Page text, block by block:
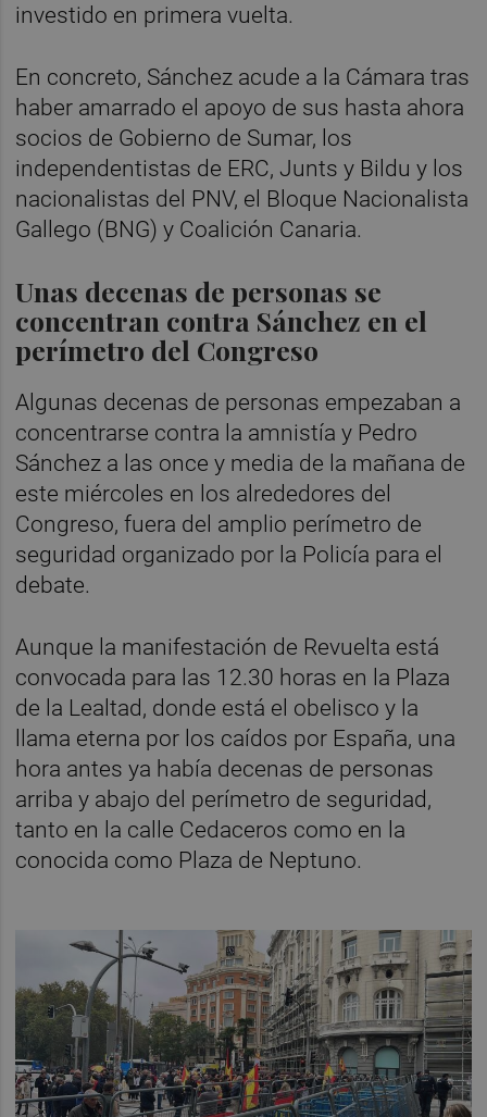
investido en primera vuelta.
En concreto, Sánchez acude a la Cámara tras
haber amarrado el apoyo de sus hasta ahora
socios de Gobierno de Sumar, los
independentistas de ERC, Junts y Bildu y los
nacionalistas del PNV, el Bloque Nacionalista
Gallego (BNG) y Coalición Canaria.
Unas decenas de personas se
concentran contra Sánchez en el
perímetro del Congreso
Algunas decenas de personas empezaban a
concentrarse contra la amnistía y Pedro
Sánchez a las once y media de la mañana de
este miércoles en los alrededores del
Congreso, fuera del amplio perímetro de
seguridad organizado por la Policía para el
debate.
Aunque la manifestación de Revuelta está
convocada para las 12.30 horas en la Plaza
de la Lealtad, donde está el obelisco y la
llama eterna por los caídos por España, una
hora antes ya había decenas de personas
arriba y abajo del perímetro de seguridad,
tanto en la calle Cedaceros como en la
conocida como Plaza de Neptuno.